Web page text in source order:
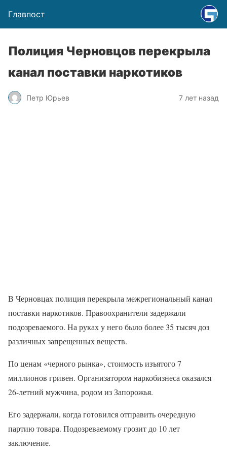
Главпост
Полиция Черновцов перекрыла
канал поставки наркотиков
Петр Юрьев 7 лет назад
В Черновцах полиция перекрыла межрегиональный канал
поставки наркотиков. Правоохранители задержали
подозреваемого. На руках у него было более 35 тысяч доз
различных запрещенных веществ.
По ценам «черного рынка», стоимость изъятого 7
миллионов гривен. Организатором наркобизнеса оказался
26-летний мужчина, родом из Запорожья.
Его задержали, когда готовился отправить очередную
партию товара. Подозреваемому грозит до 10 лет
заключение.